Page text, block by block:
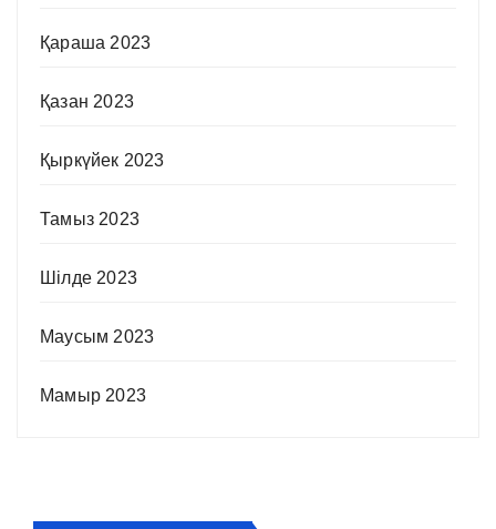
Қараша 2023
Қазан 2023
Қыркүйек 2023
Тамыз 2023
Шілде 2023
Маусым 2023
Мамыр 2023